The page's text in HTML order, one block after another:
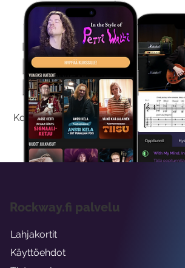
Kokeile Ilmaiseksi
Kokeilemalla ilmaiseksi saat koko
viikon ajaksi.
Rockway.fi palvelu
Lahjakortit
Käyttöehdot